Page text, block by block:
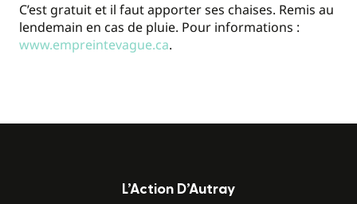
C’est gratuit et il faut apporter ses chaises. Remis au
lendemain en cas de pluie. Pour informations :
www.empreintevague.ca.
L’Action D’Autray